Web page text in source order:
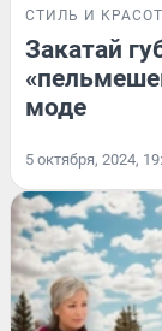
СТИЛЬ И
Закатай
моде
5 октября, 2024,